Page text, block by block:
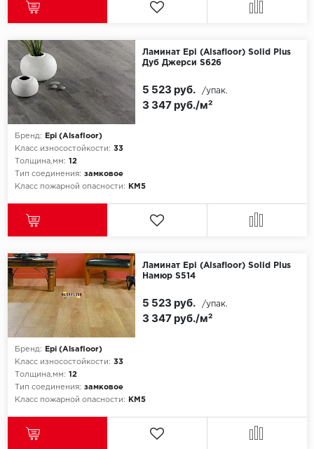
SPC Alta Step
SPC Betta
SPC Promo
Ламинат Epi (Alsafloor) Solid Plus
Дуб Джерси S626
Бренд:
Epi (Alsafloor)
Класс износостойкости: 33
Толщина,мм: 12
Тип соединения: замковое
Класс пожарной опасности:
КМ5
3 347 руб./м²
5 523 руб. /упак.
Ламинат Epi (Alsafloor) Solid Plus
Намюр S514
Бренд:
Epi (Alsafloor)
Класс износостойкости: 33
Толщина,мм: 12
Тип соединения: замковое
Класс пожарной опасности:
КМ5
3 347 руб./м²
5 523 руб. /упак.